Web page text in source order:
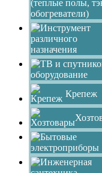
Крепеж